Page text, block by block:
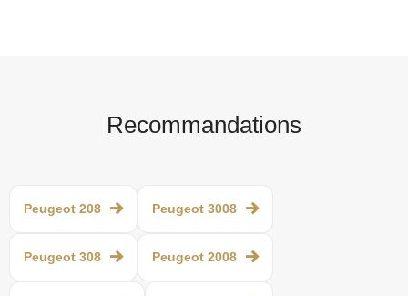
Recommandations
Peugeot 208 Peugeot 3008
Peugeot 308 Peugeot 2008